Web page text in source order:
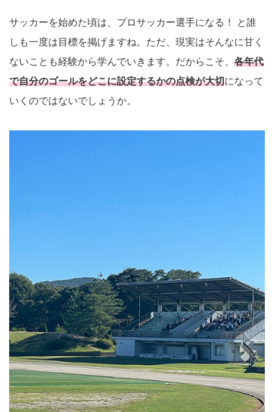
サッカーを始めた頃は、プロサッカー選手になる！ と誰
しも一度は目標を掲げますね。ただ、現実はそんなに甘く
ないことも経験から学んでいきます。だからこそ、 各年代
で自分のゴールをどこに設定するかの点検が大切になって
いくのではないでしょうか。